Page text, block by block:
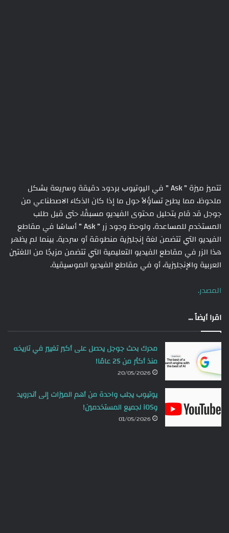
تتميز ميزة ” Ask ” في اليوتيوب بردود دقيقة وسريعة بشكل
ملحوظ، مما يطرح تساؤلاً حول ما إذا كان الذكاء الاصطناعي من
جوجل قد قام بتحليل محتوى الفيديو مسبقًا، حتى قبل طلب
المستخدم للمساعدة. ولوحظ وجود زر ” Ask ” أساسًا في مقاطع
الفيديو التي تتضمن لغة إنجليزية منطوقة أو سردية. بينما لم يظهر
هذا الزر في مقاطع الفيديو التعليمية التي تتضمن مزيجًا من اللغتين
العربية والإنجليزية، أو في مقاطع الفيديو الموسيقية.
المصدر.
اقرا أيضاً ...
محرك بحث جوجل يحصل على أكبر تغيير في تاريخه
منذ أكثر من 25 عامًا!
20/05/2026
يوتيوب يجلب واحدة من أهم الميزات إلى أندرويد
وiOS لجميع المستخدمين!
01/05/2026